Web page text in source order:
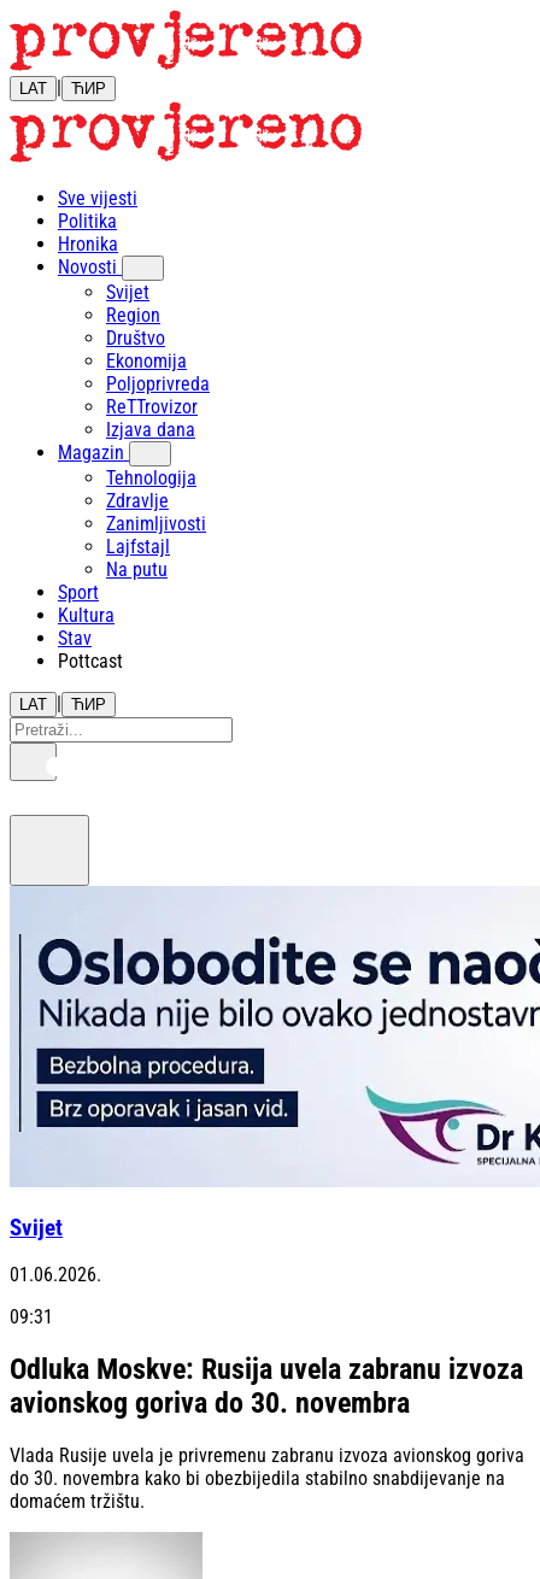
LAT | ЋИР
Sve vijesti
Politika
Hronika
Novosti
Svijet
Region
Društvo
Ekonomija
Poljoprivreda
ReTTrovizor
Izjava dana
Magazin
Tehnologija
Zdravlje
Zanimljivosti
Lajfstajl
Na putu
Sport
Kultura
Stav
Pottcast
LAT | ЋИР
Svijet
01.06.2026.
09:31
Odluka Moskve: Rusija uvela zabranu izvoza
avionskog goriva do 30. novembra
Vlada Rusije uvela je privremenu zabranu izvoza avionskog goriva
do 30. novembra kako bi obezbijedila stabilno snabdijevanje na
domaćem tržištu.